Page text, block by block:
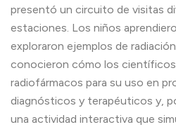
presentó un circuito de visitas
estaciones. Los niños
exploraron ejemplos de
conocieron cómo los
radiofármacos para su uso en
diagnósticos y terapéuticos y,
una actividad interactiva que